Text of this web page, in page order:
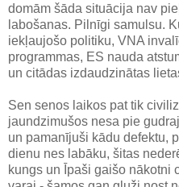
domām šāda situācija nav
labošanas. Pilnīgi samulsu.
iekļaujošo politiku, VNA
programmas, ES nauda
un citādas izdaudzinātas
Sen senos laikos pat tik
jaundzimušos nesa pie
un pamanījuši kādu defektu,
dienu nes labāku, šitas
kungs un Īpaši gaišo nākotni